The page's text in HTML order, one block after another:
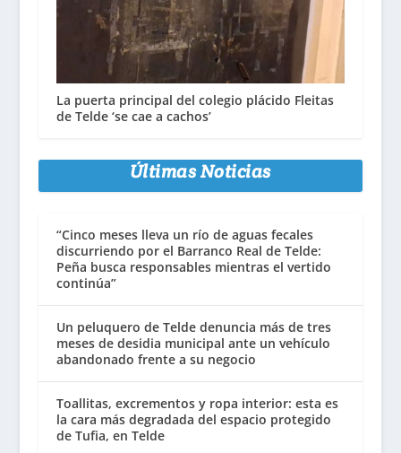
La puerta principal del colegio plácido Fleitas
de Telde ‘se cae a cachos’
Últimas Noticias
“Cinco meses lleva un río de aguas fecales
discurriendo por el Barranco Real de Telde:
Peña busca responsables mientras el vertido
continúa”
Un peluquero de Telde denuncia más de tres
meses de desidia municipal ante un vehículo
abandonado frente a su negocio
Toallitas, excrementos y ropa interior: esta es
la cara más degradada del espacio protegido
de Tufia, en Telde